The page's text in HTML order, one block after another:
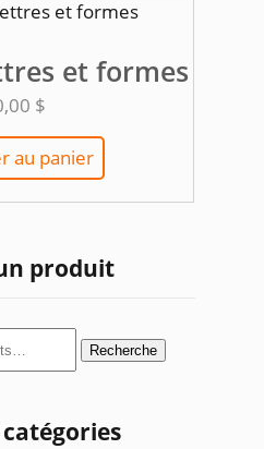
et formes
$
au panier
produit
Recherche